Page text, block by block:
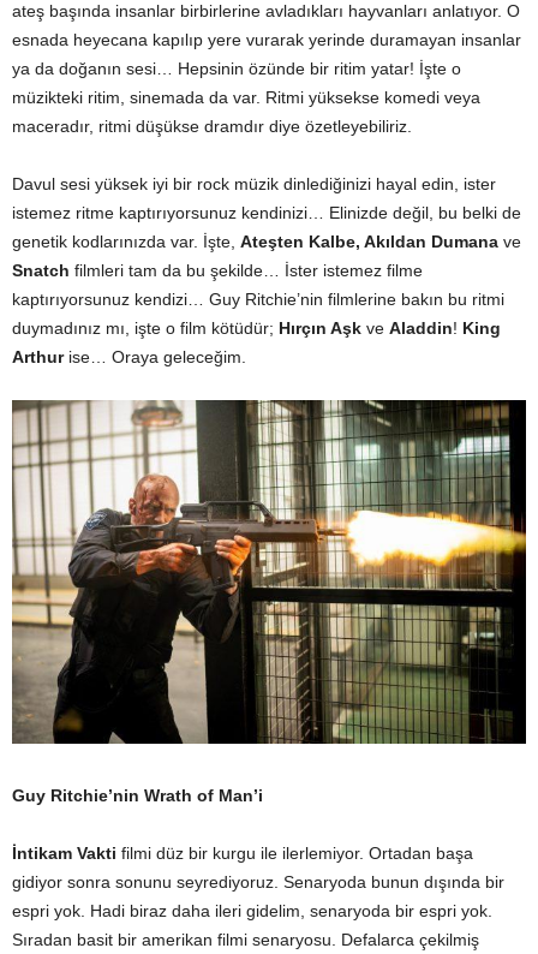
ateş başında insanlar birbirlerine avladıkları hayvanları anlatıyor. O
esnada heyecana kapılıp yere vurarak yerinde duramayan insanlar
ya da doğanın sesi… Hepsinin özünde bir ritim yatar! İşte o
müzikteki ritim, sinemada da var. Ritmi yüksekse komedi veya
maceradır, ritmi düşükse dramdır diye özetleyebiliriz.
Davul sesi yüksek iyi bir rock müzik dinlediğinizi hayal edin, ister
istemez ritme kaptırıyorsunuz kendinizi… Elinizde değil, bu belki de
genetik kodlarınızda var. İşte, Ateşten Kalbe, Akıldan Dumana ve
Snatch filmleri tam da bu şekilde… İster istemez filme
kaptırıyorsunuz kendizi… Guy Ritchie’nin filmlerine bakın bu ritmi
duymadınız mı, işte o film kötüdür; Hırçın Aşk ve Aladdin! King
Arthurise… Oraya geleceğim.
Guy Ritchie’nin Wrath of Man’i
İntikam Vakti filmi düz bir kurgu ile ilerlemiyor. Ortadan başa
gidiyor sonra sonunu seyrediyoruz. Senaryoda bunun dışında bir
espri yok. Hadi biraz daha ileri gidelim, senaryoda bir espri yok.
Sıradan basit bir amerikan filmi senaryosu. Defalarca çekilmiş